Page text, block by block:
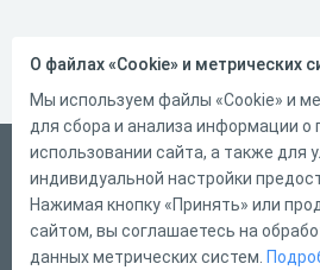
Русский
Справка
Форма обратной связи
О файлах «Cookie» и метрических
Мы используем файлы «Cookie» и
для сбора и анализа информации о
использовании сайта, а также для
индивидуальной настройки
Нажимая кнопку «Принять» или
сайтом, вы соглашаетесь на
данных метрических систем.